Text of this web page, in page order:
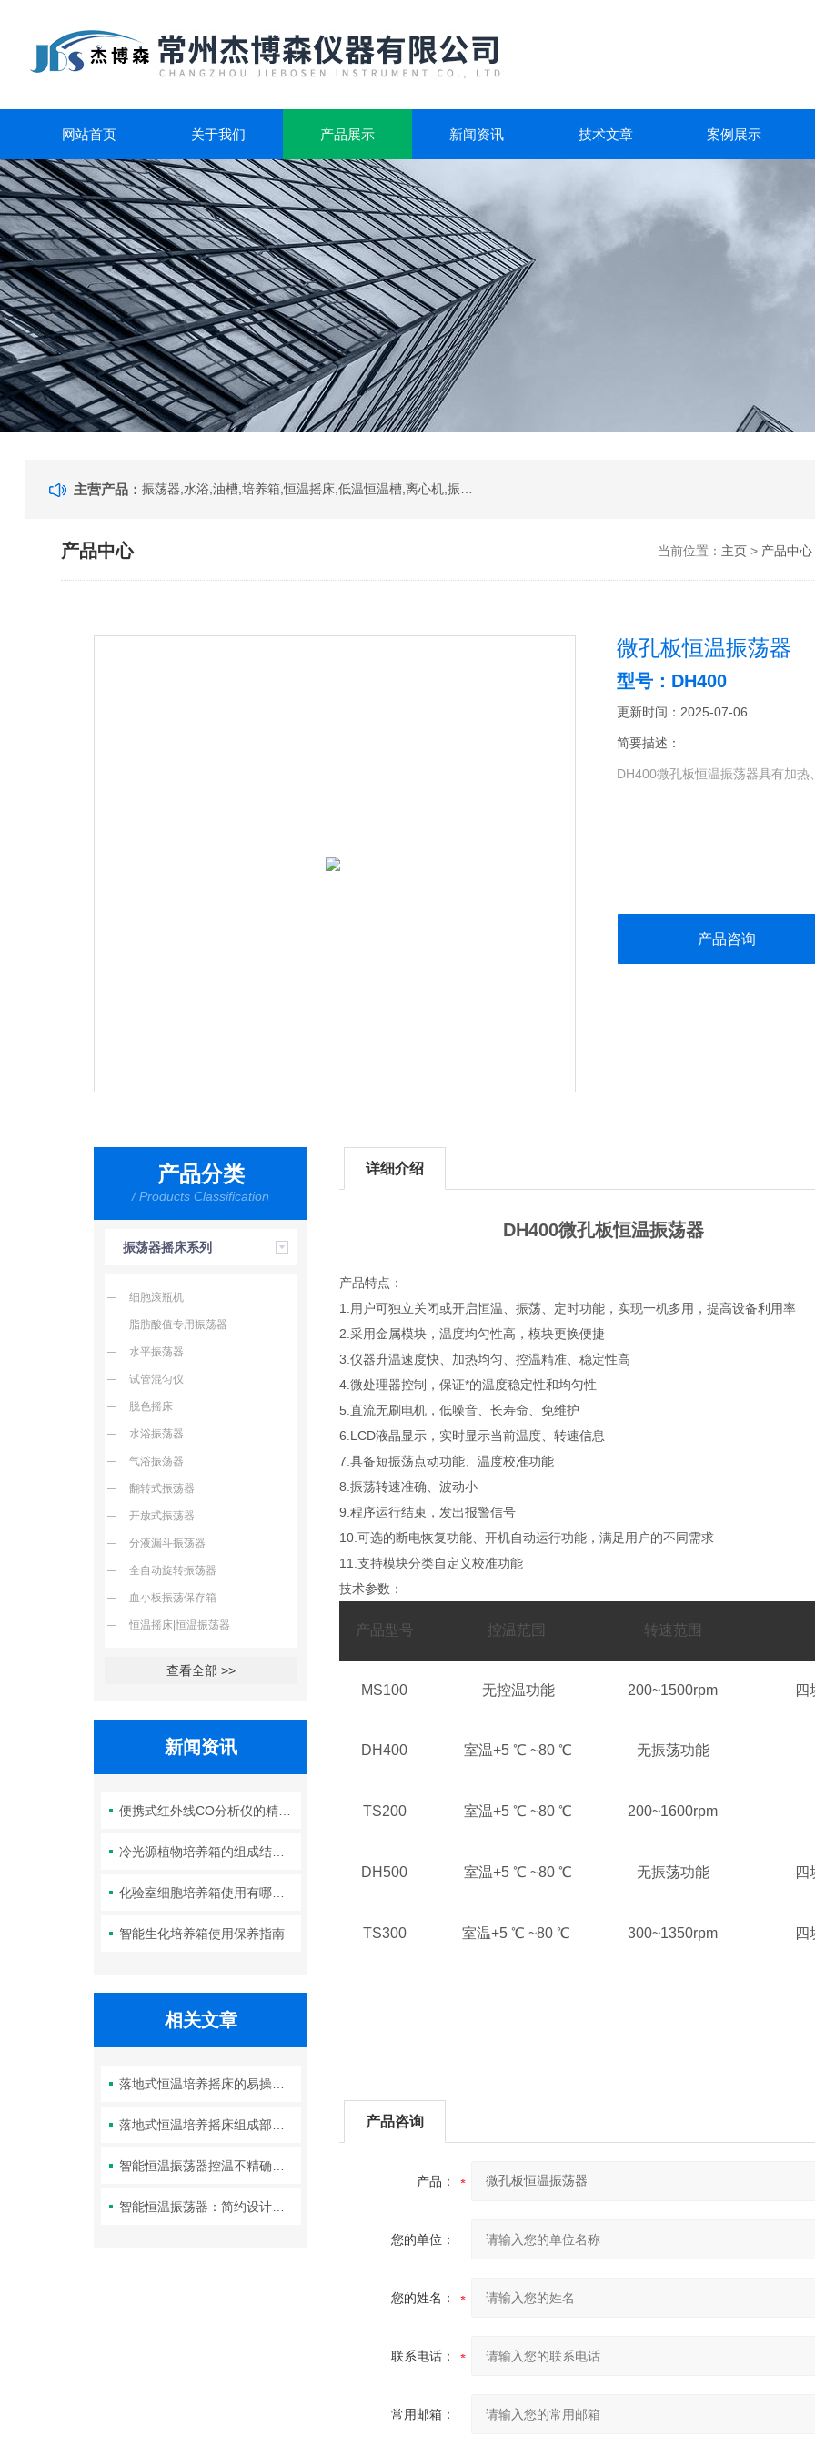
网站首页 关于我们 产品展示 新闻资讯 技术文章 案例展示
主营产品：
产品中心 当前位置： 主页> 产品中心
微孔板恒温振荡器
型号：DH400
更新时间：2025-07-06
简要描述：
DH400微孔板恒温振荡器具有加热
产品咨询
产品分类
/ Products Classification
振荡器摇床系列
细胞滚瓶机
脂肪酸值专用振荡器
水平振荡器
试管混匀仪
脱色摇床
水浴振荡器
气浴振荡器
翻转式振荡器
开放式振荡器
分液漏斗振荡器
全自动旋转振荡器
血小板振荡保存箱
恒温摇床|恒温振荡器
查看全部 >>
新闻资讯
便携式红外线CO分析仪的精度如何？
冷光源植物培养箱的组成结构及作用分析
化验室细胞培养箱使用有哪些要求？箱体清洁如何进行？
智能生化培养箱使用保养指南
相关文章
落地式恒温培养摇床的易操作性探讨
智能恒温振荡器：简约设计与便捷操作的结合
详细介绍
DH400微孔板恒温振荡器
产品特点：
1.用户可独立关闭或开启恒温、振荡、定时功能，实现一机多用，提高设备利用率
2.采用金属模块，温度均匀性高，模块更换便捷
3.仪器升温速度快、加热均匀、控温精准、稳定性高
4.微处理器控制，保证*的温度稳定性和均匀性
5.直流无刷电机，低噪音、长寿命、免维护
6.LCD液晶显示，实时显示当前温度、转速信息
7.具备短振荡点动功能、温度校准功能
8.振荡转速准确、波动小
9.程序运行结束，发出报警信号
10.可选的断电恢复功能、开机自动运行功能，满足用户的不同需求
11.支持模块分类自定义校准功能
技术参数：
产品型号 控温范围 转速范围
MS100 无控温功能 200~1500rpm 四
DH400 室温+5 ℃ ~80 ℃ 无振荡功能
TS200 室温+5 ℃ ~80 ℃ 200~1600rpm
DH500 室温+5 ℃ ~80 ℃ 无振荡功能 四
TS300 室温+5 ℃ ~80 ℃ 300~1350rpm 四
产品咨询
产品：
您的单位：
您的姓名：
联系电话：
常用邮箱：